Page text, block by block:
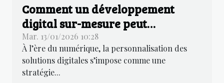
Comment un développement
digital sur-mesure peut
transformer votre entreprise ?
Mar. 13/01/2026 10:28
À l’ère du numérique, la personnalisation des
solutions digitales s’impose comme une
stratégie...